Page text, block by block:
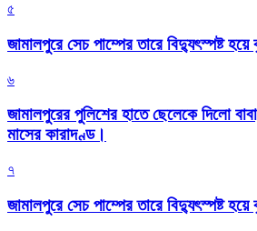
৫
জামালপুরে সেচ পাম্পের তারে বিদ্যুৎস্পষ্ট
৬
জামালপুরের পুলিশের হাতে ছেলেকে দিলো
মাসের কারাদণ্ড।
৭
জামালপুরে সেচ পাম্পের তারে বিদ্যুৎস্পষ্ট